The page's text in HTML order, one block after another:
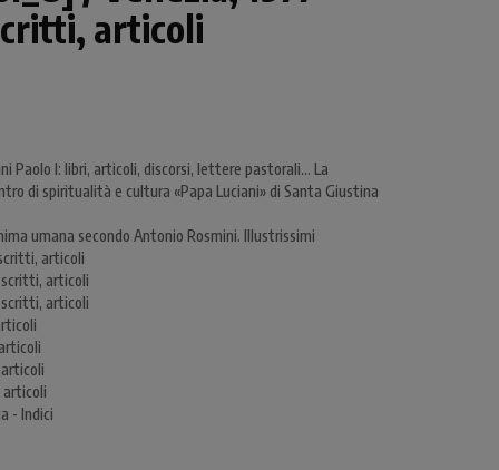
articoli
Paolo I: libri, articoli, discorsi, lettere pastorali... La
di spiritualità e cultura «Papa Luciani» di Santa Giustina
umana secondo Antonio Rosmini. Illustrissimi
articoli
scritti, articoli
scritti, articoli
articoli
- Indici